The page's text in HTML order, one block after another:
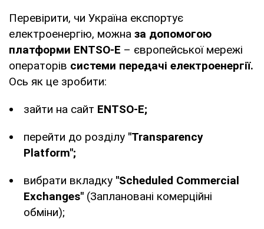
Перевірити, чи Україна експортує
електроенергію, можна за допомогою
платформи ENTSO-E – європейської мережі
операторів системи передачі електроенергії.
Ось як це зробити:
зайти на сайт ENTSO-E;
перейти до розділу "Transparency
Platform";
вибрати вкладку "Scheduled Commercial
Exchanges" (Заплановані комерційні
обміни);